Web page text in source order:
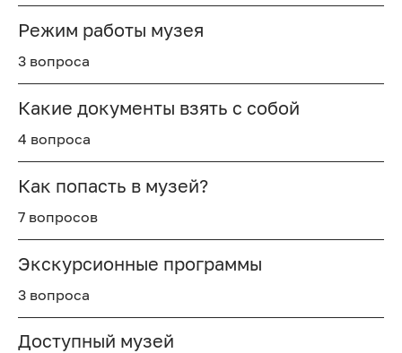
Режим работы музея
3 вопроса
Какие документы взять с собой
4 вопроса
Как попасть в музей?
7 вопросов
Экскурсионные программы
3 вопроса
Доступный музей